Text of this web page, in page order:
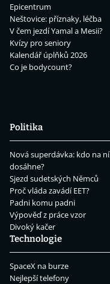
Epicentrum
Neštovice: příznaky, léčba
V čem jezdí Yamal a Mesii?
Kvízy pro seniory
Kalendář úplňků 2026
Co je bodycount?
Politika
Nová superdávka: kdo na ní
dosáhne?
Sjezd sudetských Němců
Proč vláda zavádí EET?
Padni komu padni
Výpověď z práce vzor
Divoký kačer
Technologie
SpaceX na burze
Nejlepší telefony